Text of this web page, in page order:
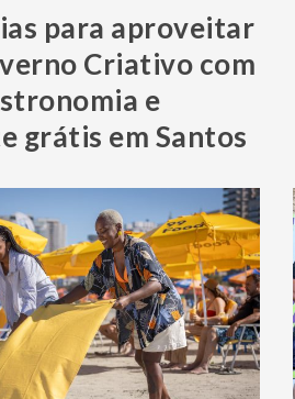
para aproveitar
Criativo com
e
grátis em Santos